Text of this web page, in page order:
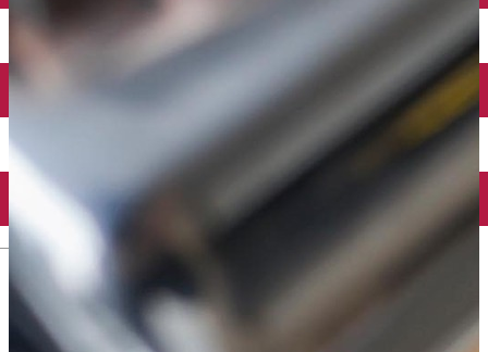
English
Închirieri auto
Închirieri biciclete
Încărcare vehicule electrice